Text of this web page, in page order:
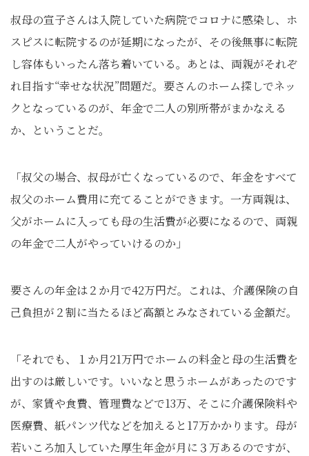
叔母の宣子さんは入院していた病院でコロナに感染し、ホ
スピスに転院するのが延期になったが、その後無事に転院
し容体もいったん落ち着いている。あとは、両親がそれぞ
れ目指す“幸せな状況”問題だ。要さんのホーム探しでネッ
クとなっているのが、年金で二人の別所帯がまかなえる
か、ということだ。
「叔父の場合、叔母が亡くなっているので、年金をすべて
叔父のホーム費用に充てることができます。一方両親は、
父がホームに入っても母の生活費が必要になるので、両親
の年金で二人がやっていけるのか」
要さんの年金は２か月で42万円だ。これは、介護保険の自
己負担が２割に当たるほど高額とみなされている金額だ。
「それでも、１か月21万円でホームの料金と母の生活費を
出すのは厳しいです。いいなと思うホームがあったのです
が、家賃や食費、管理費などで13万、そこに介護保険料や
医療費、紙パンツ代などを加えると17万かかります。母が
若いころ加入していた厚生年金が月に３万あるのですが、